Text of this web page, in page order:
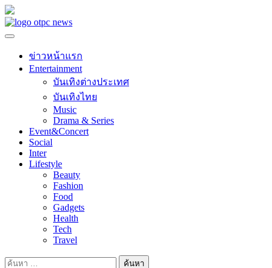
Skip
to
ข่าวหน้าแรก
Entertainment
บันเทิงต่างประเทศ
บันเทิงไทย
Music
Drama & Series
Event&Concert
Social
Inter
Lifestyle
Beauty
Fashion
Food
Gadgets
Health
Tech
Travel
ค้นหา